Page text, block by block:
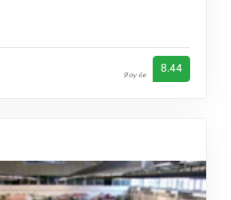
9 oy ile 8.44